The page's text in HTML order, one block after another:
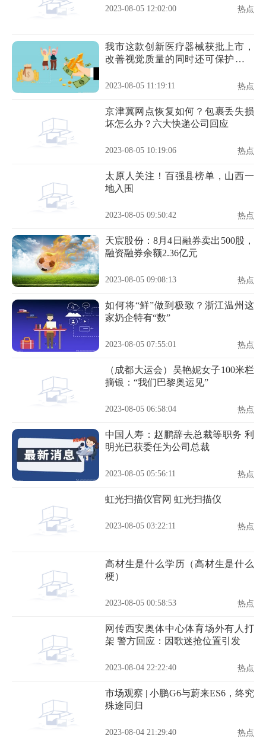
2023-08-05 12:02:00 热点
我市这款创新医疗器械获批上市，
改善视觉质量的同时还可保护角膜
2023-08-05 11:19:11 热点
京津冀网点恢复如何？包裹丢失损
坏怎么办？六大快递公司回应
2023-08-05 10:19:06 热点
太原人关注！百强县榜单，山西一
地入围
2023-08-05 09:50:42 热点
天宸股份：8月4日融券卖出500股，
融资融券余额2.36亿元
2023-08-05 09:08:13 热点
如何将“鲜”做到极致？浙江温州这
家奶企特有“数”
2023-08-05 07:55:01 热点
（成都大运会）吴艳妮女子100米栏
摘银：“我们巴黎奥运见”
2023-08-05 06:58:04 热点
中国人寿：赵鹏辞去总裁等职务 利
明光已获委任为公司总裁
2023-08-05 05:56:11 热点
虹光扫描仪官网 虹光扫描仪
2023-08-05 03:22:11 热点
高材生是什么学历（高材生是什么
梗）
2023-08-05 00:58:53 热点
网传西安奥体中心体育场外有人打
架 警方回应：因歌迷抢位置引发
2023-08-04 22:22:40 热点
市场观察 | 小鹏G6与蔚来ES6，终究
殊途同归
2023-08-04 21:29:40 热点